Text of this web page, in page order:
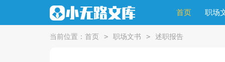
首页 职场
当前位置： 首页 > 职场文书 > 述职报告